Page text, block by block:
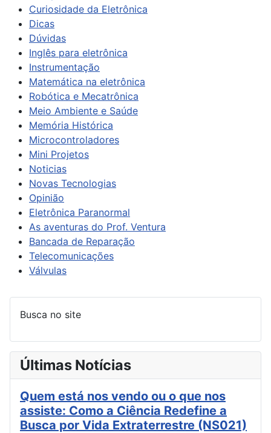
Curiosidade da Eletrônica
Dicas
Dúvidas
Inglês para eletrônica
Instrumentação
Matemática na eletrônica
Robótica e Mecatrônica
Meio Ambiente e Saúde
Memória Histórica
Microcontroladores
Mini Projetos
Noticias
Novas Tecnologias
Opinião
Eletrônica Paranormal
As aventuras do Prof. Ventura
Bancada de Reparação
Telecomunicações
Válvulas
Busca no site
Últimas Notícias
Quem está nos vendo ou o que nos
assiste: Como a Ciência Redefine a
Busca por Vida Extraterrestre (NS021)